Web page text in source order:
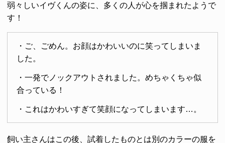
弱々しいイヴくんの姿に、多くの人が心を掴まれたようで
す！
・ご、ごめん。お顔はかわいいのに笑ってしまいま
した。
・一発でノックアウトされました。めちゃくちゃ似
合っている！
・これはかわいすぎて笑顔になってしまいます…。
飼い主さんはこの後、試着したものとは別のカラーの服を